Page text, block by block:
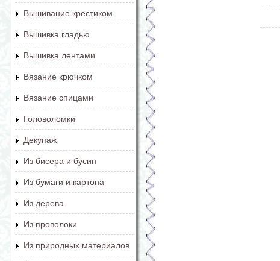
Вышивание крестиком
Вышивка гладью
Вышивка лентами
Вязание крючком
Вязание спицами
Головоломки
Декупаж
Из бисера и бусин
Из бумаги и картона
Из дерева
Из проволоки
Из природных материалов